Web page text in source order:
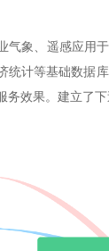
象、遥感应用
计等基础数据
效果。建立了下